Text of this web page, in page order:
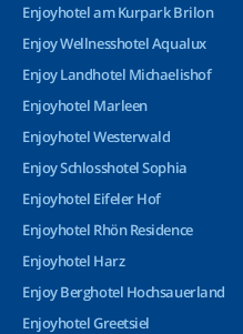
Enjoyhotel am Kurpark Brilon
Enjoy Wellnesshotel Aqualux
Enjoy Landhotel Michaelishof
Enjoyhotel Marleen
Enjoyhotel Westerwald
Enjoy Schlosshotel Sophia
Enjoyhotel Eifeler Hof
Enjoyhotel Rhön Residence
Enjoyhotel Harz
Enjoy Berghotel Hochsauerland
Enjoyhotel Greetsiel